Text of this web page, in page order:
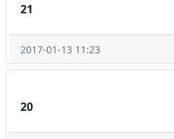
21
2017-01-13 11:23
20